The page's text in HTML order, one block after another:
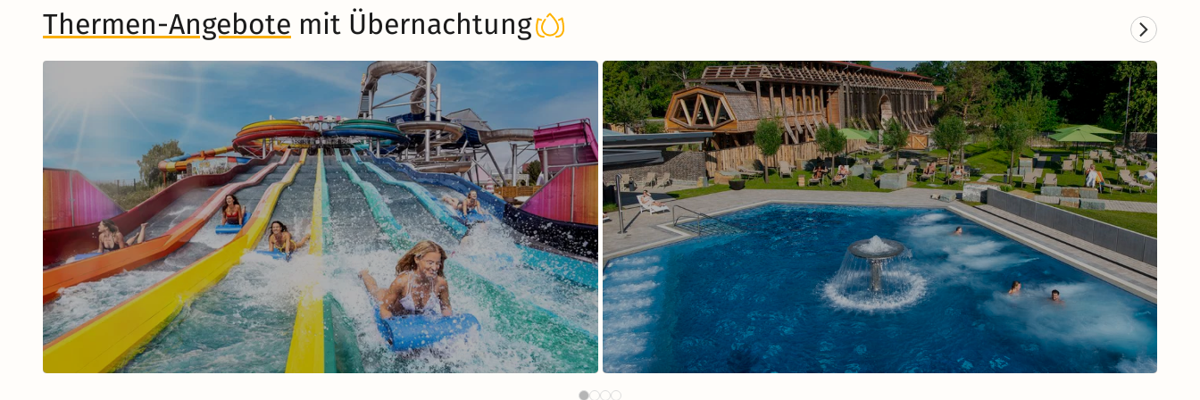
Musical in Berlin
Zum Musical
Thermen-Angebote mit Übernachtung